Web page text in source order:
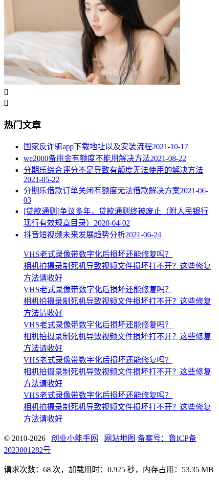


热门文章
国家反诈骗app下载地址以及安装流程2021-10-17
we2000备用金有额度不能用解决方法2021-08-22
分期乐综合评分不足导致有额度无法使用的解决方法
2021-05-22
分期乐借款订单关闭有额度无法借款解决方案2021-06-
03
[贷款通则]争议多年，贷款通则终被废止（附人民银行
现行有效规章目录） 2020-04-02
抖音短视频未来发展趋势分析2021-06-24
VHS老式录像带数字化后损坏还能修复吗？
相机拍摄录制死机导致视频文件损坏打不开？这些修复
方法请收好
VHS老式录像带数字化后损坏还能修复吗？
相机拍摄录制死机导致视频文件损坏打不开？这些修复
方法请收好
VHS老式录像带数字化后损坏还能修复吗？
相机拍摄录制死机导致视频文件损坏打不开？这些修复
方法请收好
VHS老式录像带数字化后损坏还能修复吗？
相机拍摄录制死机导致视频文件损坏打不开？这些修复
方法请收好
VHS老式录像带数字化后损坏还能修复吗？
相机拍摄录制死机导致视频文件损坏打不开？这些修复
方法请收好
© 2010-2026 创业小能手网 网站地图 备案号：鲁ICP备
2023001282号
请求次数：68 次，加载用时：0.925 秒，内存占用：53.35 MB